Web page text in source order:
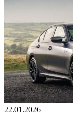
22.01.2026